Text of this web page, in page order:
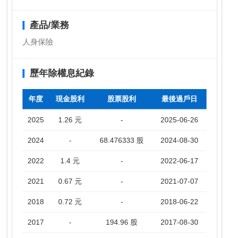
產品/業務
人身保險
歷年除權息紀錄
年度 現金股利 股票股利 最後過戶日
2025 1.26 元 - 2025-06-26
2024 - 68.476333 股 2024-08-30
2022 1.4 元 - 2022-06-17
2021 0.67 元 - 2021-07-07
2018 0.72 元 - 2018-06-22
2017 - 194.96 股 2017-08-30